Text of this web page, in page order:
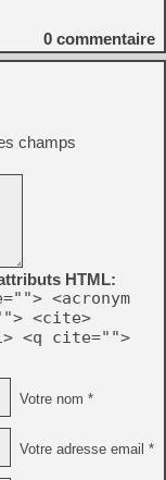
0 commentaire
champs
HTML:
<acronym
<cite>
<q cite="">
Votre nom *
Votre adresse email *